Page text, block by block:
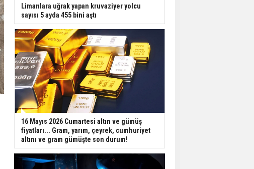
Limanlara uğrak yapan kruvaziyer yolcu
sayısı 5 ayda 455 bini aştı
16 Mayıs 2026 Cumartesi altın ve gümüş
fiyatları... Gram, yarım, çeyrek, cumhuriyet
altını ve gram gümüşte son durum!